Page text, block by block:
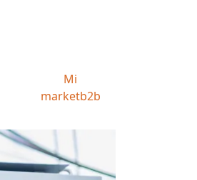
Mi
marketb2b